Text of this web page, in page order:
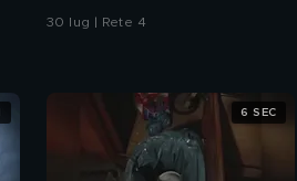
30 lug | Rete 4
6 SEC